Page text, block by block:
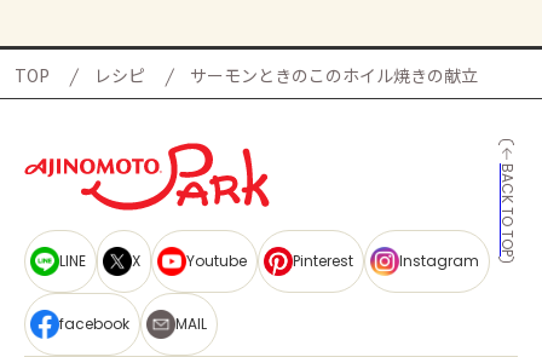
TOP レシピ サーモンときのこのホイル焼きの献立
BACK TO TOP
LINE X Youtube Pinterest Instagram
facebook MAIL